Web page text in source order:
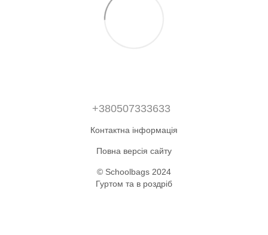
+380507333633
Контактна інформація
Повна версія сайту
© Schoolbags 2024
Гуртом та в роздріб